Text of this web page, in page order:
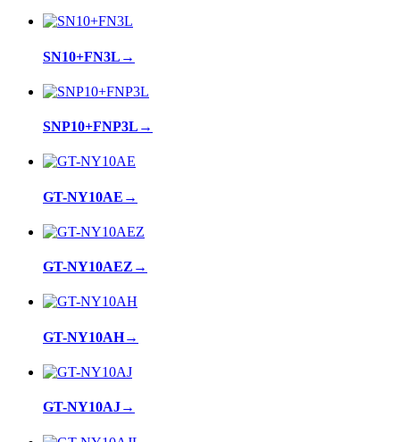
SN10+FN3L →
SNP10+FNP3L →
GT-NY10AE →
GT-NY10AEZ →
GT-NY10AH→
GT-NY10AJ→